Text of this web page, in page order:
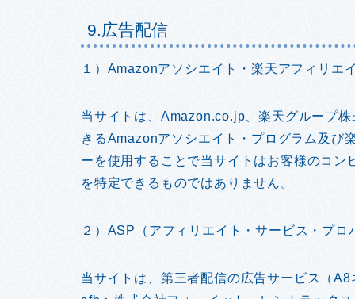
9.広告配信
１）Amazonアソシエイト・楽天アフィリエ
当サイトは、Amazon.co.jp、楽天グループ
きるAmazonアソシエイト・プログラム及び
ーを使用することで当サイトはお客様のコン
を特定できるものではありません。
２）ASP（アフィリエイト・サービス・プロ
当サイトは、第三者配信の広告サービス（